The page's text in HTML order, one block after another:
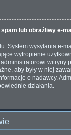
spam lub obraźliwy e-
System wysyłania e-
wytropienie
witryny
aby były w niej
o nadawcy.
działania.